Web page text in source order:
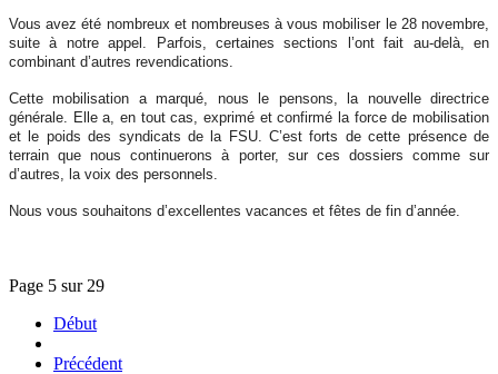
Vous avez été nombreux et nombreuses à vous mobiliser le 28 novembre,
suite à notre appel. Parfois, certaines sections l’ont fait au-delà, en
combinant d’autres revendications.
Cette mobilisation a marqué, nous le pensons, la nouvelle directrice
générale. Elle a, en tout cas, exprimé et confirmé la force de mobilisation
et le poids des syndicats de la FSU. C’est forts de cette présence de
terrain que nous continuerons à porter, sur ces dossiers comme sur
d’autres, la voix des personnels.
Nous vous souhaitons d’excellentes vacances et fêtes de fin d’année.
Page 5 sur 29
Début
Précédent